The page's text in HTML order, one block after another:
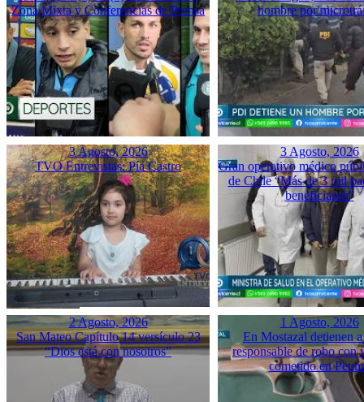
Zona Mixta y Conferencias de Prensa
hombre por
3 Agosto, 2026
TVO Entrevistas: Pía Castro
3 Agosto, 2026
Gran operativo médico
de Chile “Más de 3 mil
beneficiaron”
2 Agosto, 2026
San Mateo Capítulo 14 versículo 23
“Dios está con nosotros”
1 Agosto, 2026
En Mostazal detienen
responsable de robo con
cometido en